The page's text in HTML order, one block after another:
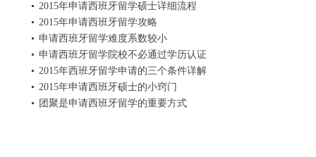
2015年申请西班牙留学硕士详细流程
2015年申请西班牙留学攻略
申请西班牙留学难度系数较小
申请西班牙留学院校不必通过学历认证
2015年西班牙留学申请的三个条件详解
2015年申请西班牙硕士的小窍门
团聚是申请西班牙留学的重要方式